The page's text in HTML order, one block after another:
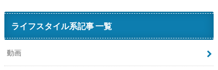
ライフスタイル系記事 一覧
動画